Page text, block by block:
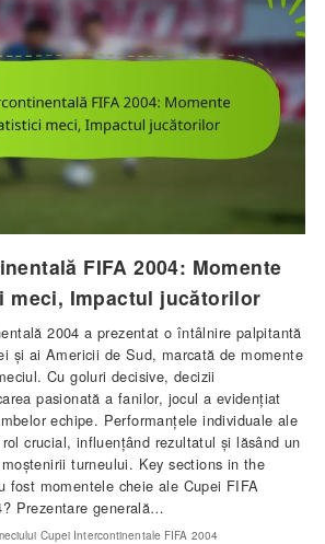
FIFA 2004: Momente
meci, Impactul jucătorilor
2004 a prezentat o întâlnire palpitantă
și ai Americii de Sud, marcată de momente
Cu goluri decisive, decizii
pasionată a fanilor, jocul a evidențiat
echipe. Performanțele individuale ale
crucial, influențând rezultatul și lăsând un
turneului. Key sections in the
fost momentele cheie ale Cupei FIFA
Prezentare generală…
Cupei Intercontinentale FIFA 2004